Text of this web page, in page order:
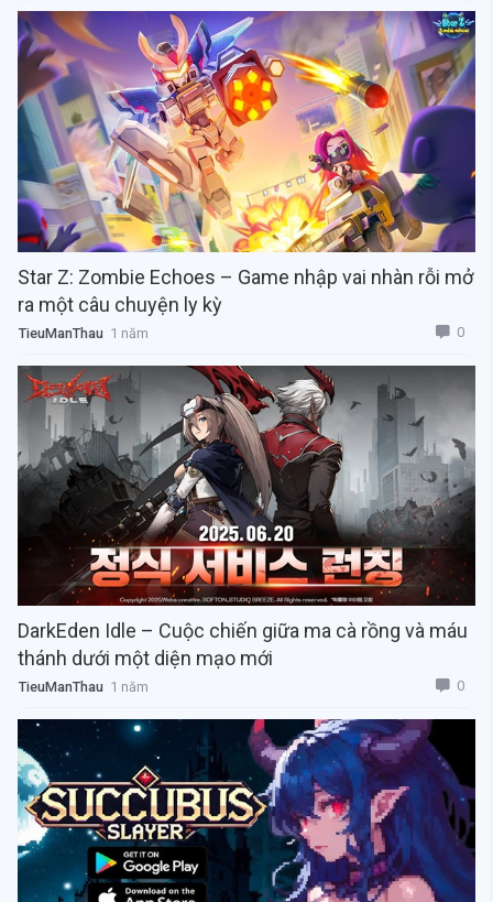
Star Z: Zombie Echoes – Game nhập vai nhàn rỗi mở
ra một câu chuyện ly kỳ
TieuManThau 1 năm 0
DarkEden Idle – Cuộc chiến giữa ma cà rồng và máu
thánh dưới một diện mạo mới
TieuManThau 1 năm 0